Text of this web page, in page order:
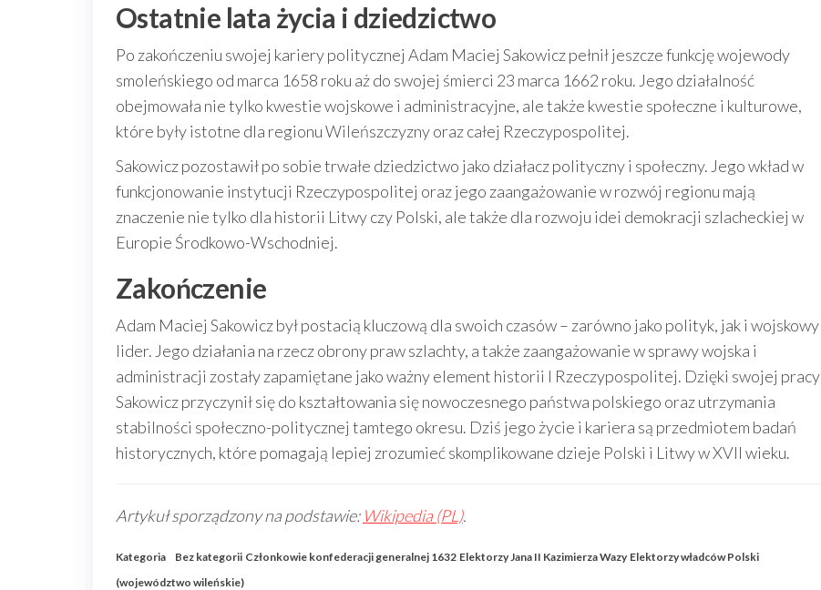
Ostatnie lata życia i dziedzictwo
Po zakończeniu swojej kariery politycznej Adam Maciej Sakowicz pełnił jeszcze funkcję wojewody
smoleńskiego od marca 1658 roku aż do swojej śmierci 23 marca 1662 roku. Jego działalność
obejmowała nie tylko kwestie wojskowe i administracyjne, ale także kwestie społeczne i kulturowe,
które były istotne dla regionu Wileńszczyzny oraz całej Rzeczypospolitej.
Sakowicz pozostawił po sobie trwałe dziedzictwo jako działacz polityczny i społeczny. Jego wkład w
funkcjonowanie instytucji Rzeczypospolitej oraz jego zaangażowanie w rozwój regionu mają
znaczenie nie tylko dla historii Litwy czy Polski, ale także dla rozwoju idei demokracji szlacheckiej w
Europie Środkowo-Wschodniej.
Zakończenie
Adam Maciej Sakowicz był postacią kluczową dla swoich czasów – zarówno jako polityk, jak i wojskowy
lider. Jego działania na rzecz obrony praw szlachty, a także zaangażowanie w sprawy wojska i
administracji zostały zapamiętane jako ważny element historii I Rzeczypospolitej. Dzięki swojej pracy
Sakowicz przyczynił się do kształtowania się nowoczesnego państwa polskiego oraz utrzymania
stabilności społeczno-politycznej tamtego okresu. Dziś jego życie i kariera są przedmiotem badań
historycznych, które pomagają lepiej zrozumieć skomplikowane dzieje Polski i Litwy w XVII wieku.
Artykuł sporządzony na podstawie: Wikipedia (PL).
Kategoria Bez kategorii Członkowie konfederacji generalnej 1632 Elektorzy Jana II Kazimierza Wazy Elektorzy władców Polski
(województwo wileńskie)